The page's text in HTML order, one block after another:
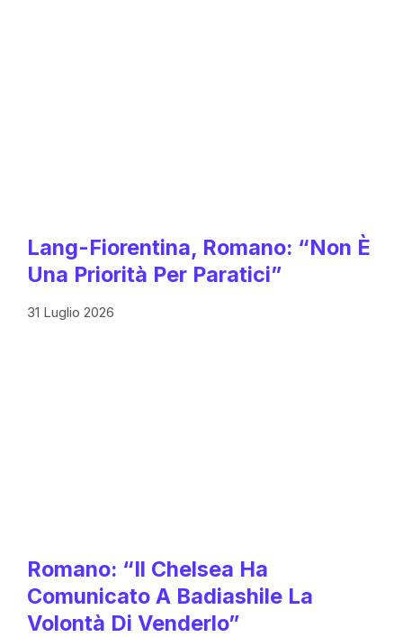
Lang-Fiorentina, Romano: “Non È
Una Priorità Per Paratici”
31 Luglio 2026
Romano: “Il Chelsea Ha
Comunicato A Badiashile La
Volontà Di Venderlo”